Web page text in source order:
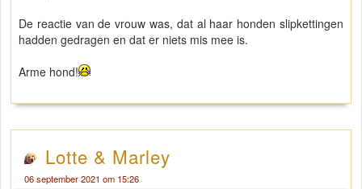
De reactie van de vrouw was, dat al haar honden slipkettingen
hadden gedragen en dat er niets mis mee is.
Arme hond!
Lotte & Marley
06 september 2021 om 15:26